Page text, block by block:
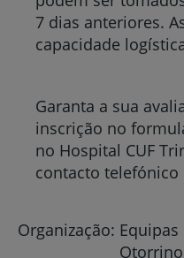
7 dias anteriores.
capacidade
Garanta a sua
inscrição no
no Hospital CUF
contacto
Organização